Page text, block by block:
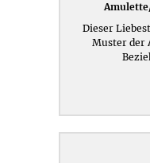
Dieser
Muster der